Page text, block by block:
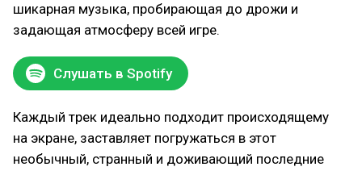
шикарная музыка, пробирающая до дрожи и
задающая атмосферу всей игре.
Слушать в Spotify
Каждый трек идеально подходит происходящему
на экране, заставляет погружаться в этот
необычный, странный и доживающий последние